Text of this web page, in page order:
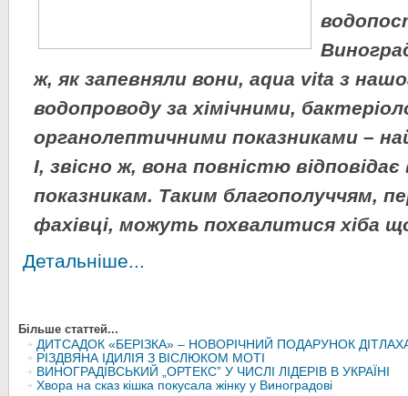
ж, як запевняли вони, aqua vita з
водопроводу за хімічними,
органолептичними показниками –
І, звісно ж, вона повністю
показникам. Таким благополуччям,
фахівці, можуть похвалитися хіба
Детальніше...
Більше статтей...
ДИТСАДОК «БЕРІЗКА» – НОВОРІЧНИЙ ПОДАРУНОК
РІЗДВЯНА ІДИЛІЯ З ВІСЛЮКОМ МОТІ
ВИНОГРАДІВСЬКИЙ „ОРТЕКС” У ЧИСЛІ ЛІДЕРІВ В УКРАЇНІ
Хвора на сказ кішка покусала жінку у Виноградові